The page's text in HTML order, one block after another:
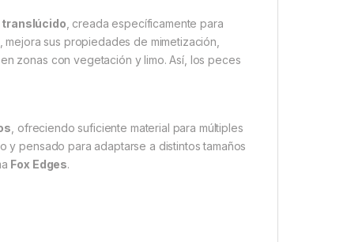
translúcido , creada específicamente para
sus propiedades de mimetización,
zonas con vegetación y limo. Así, los peces
, ofreciendo suficiente material para múltiples
y pensado para adaptarse a distintos tamaños
Fox Edges.